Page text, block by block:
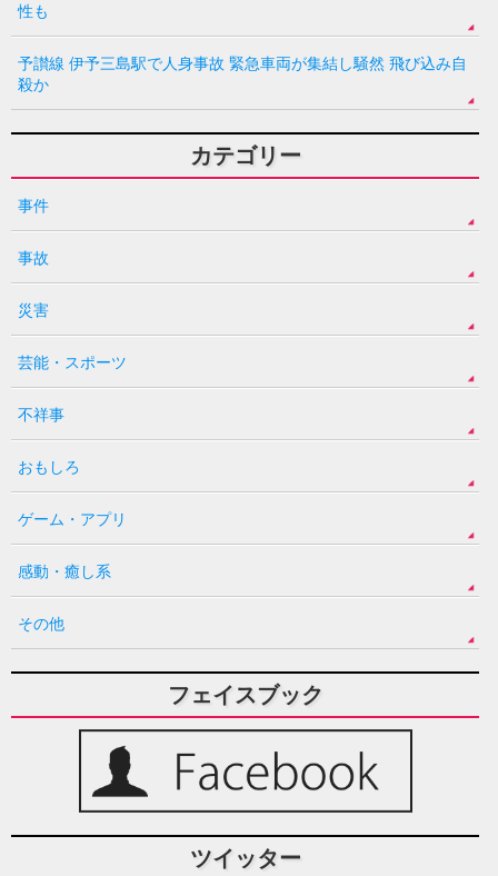
性も
予讃線 伊予三島駅で人身事故 緊急車両が集結し騒然 飛び込み自
殺か
カテゴリー
事件
事故
災害
芸能・スポーツ
不祥事
おもしろ
ゲーム・アプリ
感動・癒し系
その他
フェイスブック
ツイッター